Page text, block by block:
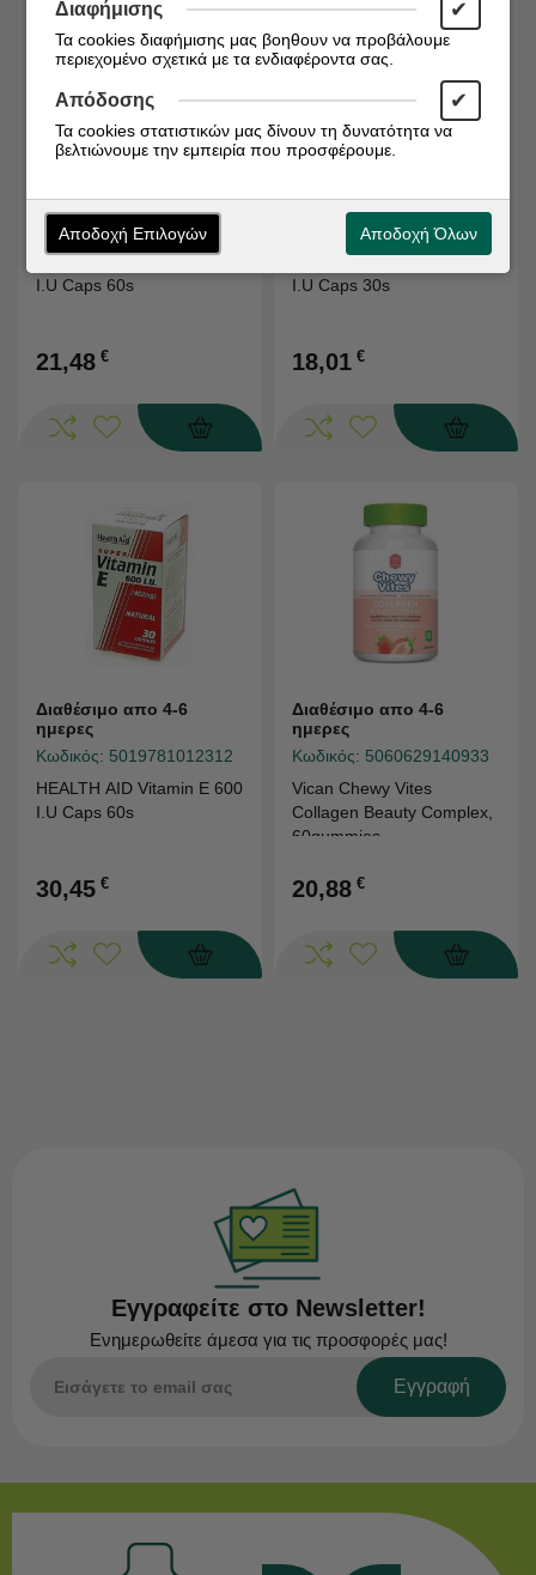
ημερες
Κωδικός: 5019781012107
HEALTH AID Vitamin E 200
I.U Caps 60s
21,48 €
ημερες
5019781012206
HEALTH AID Vitamin E 400
I.U Caps 30s
18,01 €
Διαθέσιμο απο 4-6
ημερες
Κωδικός: 5019781012312
HEALTH AID Vitamin E 600
I.U Caps 60s
30,45 €
Διαθέσιμο απο 4-6
ημερες
Κωδικός: 5060629140933
Vican Chewy Vites
Collagen Beauty Complex,
60gummies
20,88 €
Εγγραφείτε στο Newsletter!
Ενημερωθείτε άμεσα για τις προσφορές μας!
Εγγραφή
Διαφήμισης ✔
Τα cookies διαφήμισης μας βοηθουν να προβάλουμε
περιεχομένο σχετικά με τα ενδιαφέροντα σας.
Απόδοσης ✔
Τα cookies στατιστικών μας δίνουν τη δυνατότητα να
βελτιώνουμε την εμπειρία που προσφέρουμε.
Αποδοχή Επιλογών Αποδοχή Όλων